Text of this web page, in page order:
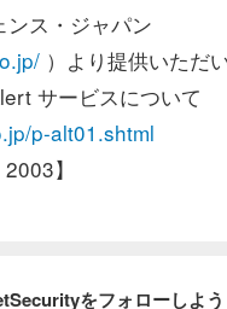
ス・ジャパン
）より提供いただ
サービスについて
p-alt01.shtml
】
をフォローしよう